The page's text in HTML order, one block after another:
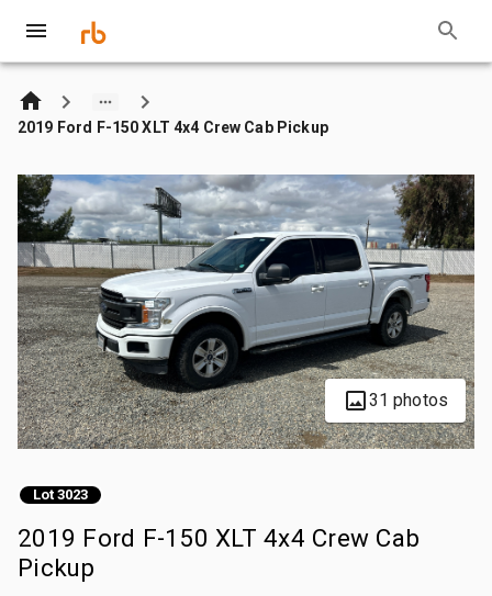
2019 Ford F-150 XLT 4x4 Crew Cab Pickup
31 photos
Lot 3023
2019 Ford F-150 XLT 4x4 Crew Cab
Pickup